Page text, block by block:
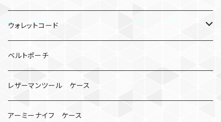
レザーマン
マルチツール
オニヤンマ
ビーズ
リングストラップ
ゴルフボールケース
ティーホルダー
コインケース
チューブ
コインケース
紙
カードケース
ウォレットコード
2カラー
ベルトポーチ
レザーマンツール ケース
アーミーナイフ ケース